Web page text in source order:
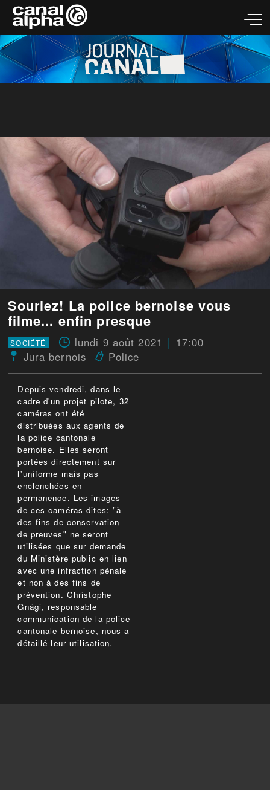
Souriez! La police bernoise vous
filme... enfin presque
SOCIÉTÉ lundi 9 août 2021
17:00
Jura bernois
Police
Depuis vendredi, dans le
cadre d'un projet pilote, 32
caméras ont été
distribuées aux agents de
la police cantonale
bernoise. Elles seront
portées directement sur
l'uniforme mais pas
enclenchées en
permanence. Les images
de ces caméras dites: "à
des fins de conservation
de preuves" ne seront
utilisées que sur demande
du Ministère public en lien
avec une infraction pénale
et non à des fins de
prévention. Christophe
Gnägi, responsable
communication de la police
cantonale bernoise, nous a
détaillé leur utilisation.